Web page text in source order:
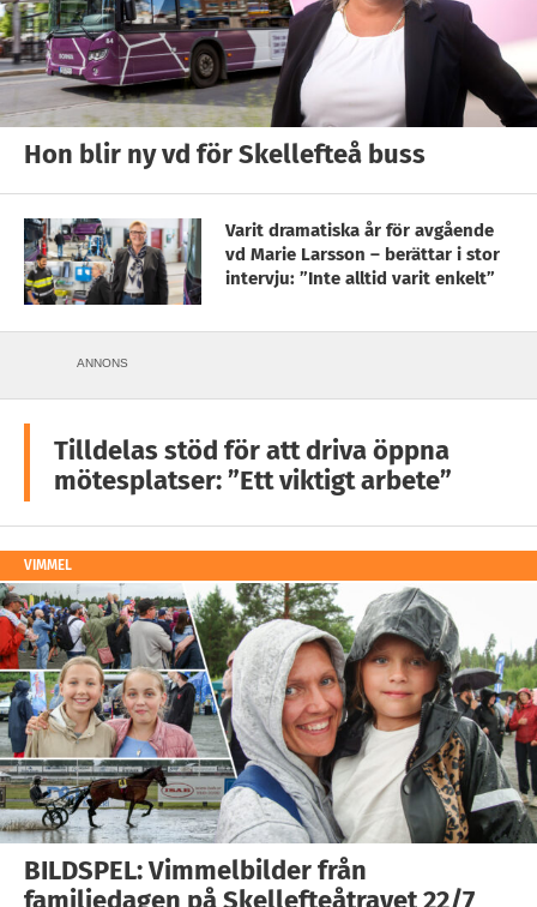
Hon blir ny vd för Skellefteå buss
Varit dramatiska år för avgående
vd Marie Larsson – berättar i stor
intervju: ”Inte alltid varit enkelt”
ANNONS
Tilldelas stöd för att driva öppna
mötesplatser: ”Ett viktigt arbete”
VIMMEL
BILDSPEL: Vimmelbilder från
familjedagen på Skellefteåtravet 22/7